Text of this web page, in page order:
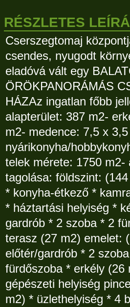
RÉSZLETES
Cserszegtomaj
csendes, nyugodt
eladóvá vált egy
ÖRÖKPANORÁMÁS
HÁZAz ingatlan főbb
alapterület: 387 m2-
m2- medence: 7,5 x
nyárikonyha/
telek mérete: 1750 m2-
tagolása: földszint:
* konyha-étkező *
* háztartási helyiség *
gardrób * 2 szoba * 2
terasz (27 m2) emelet:
előtér/gardrób * 2
fürdőszoba * erkély (26
gépészeti helyiség
m2) * üzlethelyiség * 4